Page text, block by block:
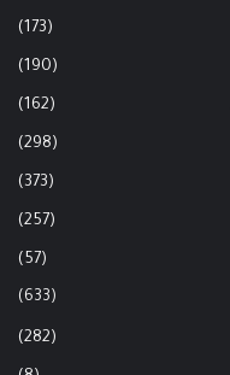
(173)
(190)
(162)
(298)
(373)
(257)
(57)
(633)
(282)